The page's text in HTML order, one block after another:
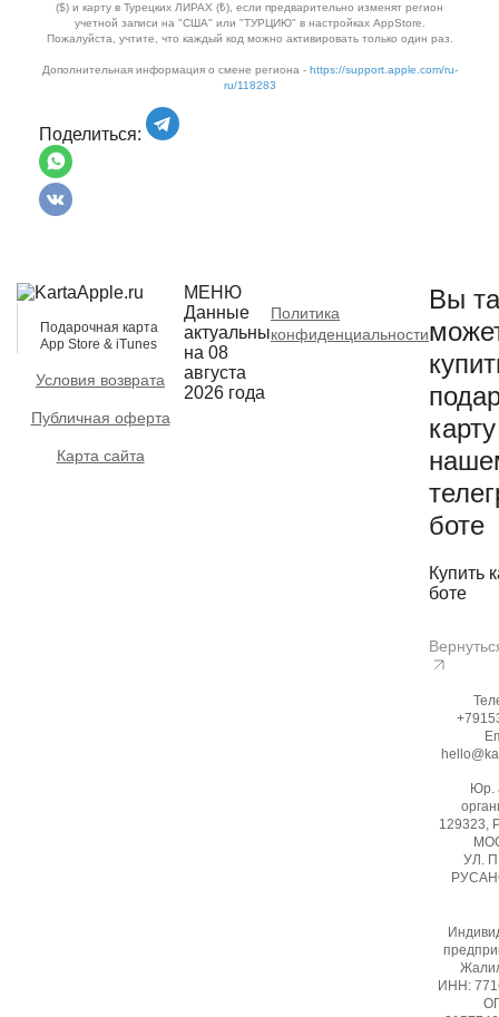
($) и карту в Турецких ЛИРАХ (₺), если предварительно изменят регион
учетной записи на "США" или "ТУРЦИЮ" в настройках AppStore.
Пожалуйста, учтите, что каждый код можно активировать только один раз.
Дополнительная информация о смене региона - https://support.apple.com/ru-
ru/118283
Поделиться:
Подарочная карта
App Store & iTunes
Условия возврата
Публичная оферта
Карта сайта
МЕНЮ
Данные
актуальны
на 08
августа
2026 года
Политика
конфиденциальности
Вы
боте
Купить
боте
Юр.
129323,
УЛ.
ИНН: